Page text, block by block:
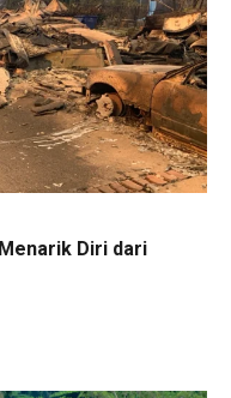
Diri dari